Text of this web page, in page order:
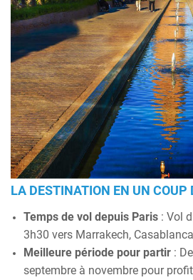
LA DESTINATION EN UN COUP
Temps de vol depuis Paris: Vol
3h30 vers Marrakech,
Meilleure période pour partir:
septembre à novembre pour